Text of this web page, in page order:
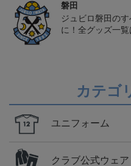
磐田
ジュビロ磐田の
に！全グッズ一覧
カテゴ
ユニフォーム
クラブ公式ウェア